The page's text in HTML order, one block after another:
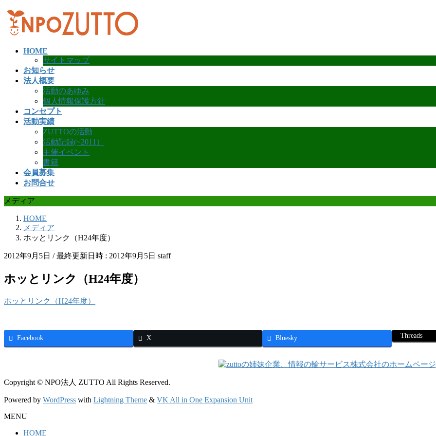
コ
ン
テ
ナ
ビ
ゲ
HOME
サイトマップ
お知らせ
法人概要
活動のあゆみ
個人情報保護方針
コンセプト
活動実績
ZUTTOの活動
活動記録(~2011）
主催イベント
書籍
会員募集
お問合せ
メディア
HOME
メディア
ホッとリンク（H24年度）
2012年9月5日 / 最終更新日時 : 2012年9月5日 staff
ホッとリンク（H24年度）
ホッとリンク（H24年度）
Facebook X Bluesky Threads
Copyright © NPO法人 ZUTTO All Rights Reserved.
Powered by WordPress with Lightning Theme & VK All in One Expansion Unit
MENU
HOME